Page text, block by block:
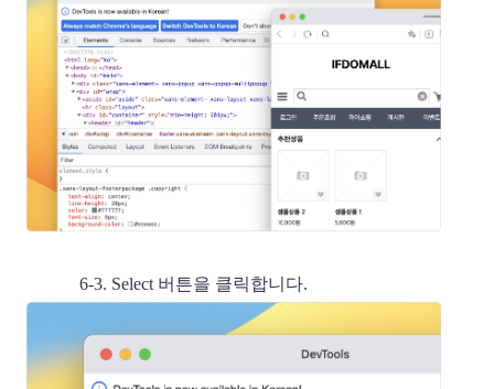
6-3. Select 버튼을 클릭합니다.